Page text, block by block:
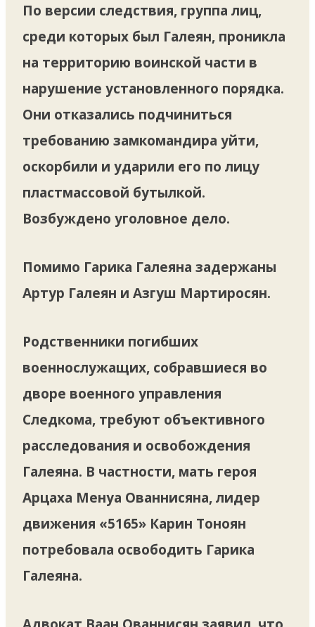
По версии следствия, группа лиц,
среди которых был Галеян, проникла
на территорию воинской части в
нарушение установленного порядка.
Они отказались подчиниться
требованию замкомандира уйти,
оскорбили и ударили его по лицу
пластмассовой бутылкой.
Возбуждено уголовное дело.
Помимо Гарика Галеяна задержаны
Артур Галеян и Азгуш Мартиросян.
Родственники погибших
военнослужащих, собравшиеся во
дворе военного управления
Следкома, требуют объективного
расследования и освобождения
Галеяна. В частности, мать героя
Арцаха Менуа Ованнисяна, лидер
движения «5165» Карин Тоноян
потребовала освободить Гарика
Галеяна.